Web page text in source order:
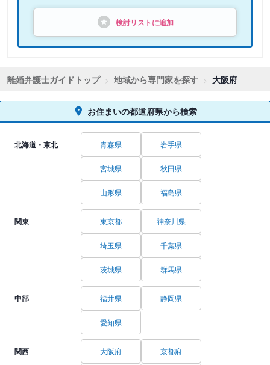
検討リストに追加
離婚弁護士ガイドトップ 地域から専門家を探す 大阪府
お住まいの都道府県から検索
北海道・東北 青森県 岩手県
宮城県 秋田県
山形県 福島県
関東 東京都 神奈川県
埼玉県 千葉県
茨城県 群馬県
中部 福井県 静岡県
愛知県
関西 大阪府 京都府